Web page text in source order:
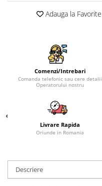
Adauga la Favorite
Comenzi/Intrebari
Comanda telefonic sau cere detalii
Operatorului nostru
Livrare Rapida
Oriunde in Romania
Descriere